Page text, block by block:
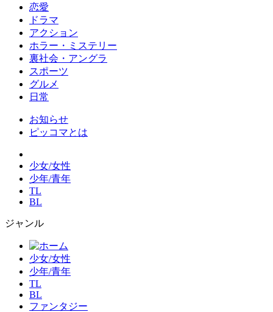
恋愛
ドラマ
アクション
ホラー・ミステリー
裏社会・アングラ
スポーツ
グルメ
日常
お知らせ
ピッコマとは
少女/女性
少年/青年
TL
BL
ジャンル
少女/女性
少年/青年
TL
BL
ファンタジー